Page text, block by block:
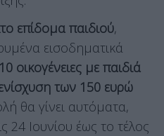
επίδομα παιδιού,
εισοδηματικά
οικογένειες με παιδιά
των 150 ευρώ
θα γίνει αυτόματα,
24 Ιουνίου έως το τέλος